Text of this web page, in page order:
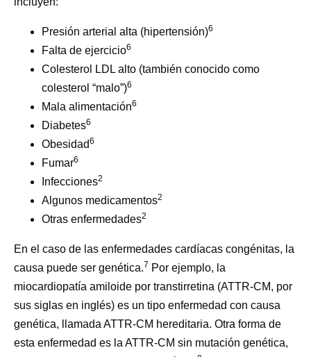
Presión arterial alta (hipertensión)6
Falta de ejercicio6
Colesterol LDL alto (también conocido como
colesterol “malo”)6
Mala alimentación6
Diabetes6
Obesidad6
Fumar6
Infecciones2
Algunos medicamentos2
Otras enfermedades2
En el caso de las enfermedades cardíacas congénitas, la
causa puede ser genética.7 Por ejemplo, la
miocardiopatía amiloide por transtirretina (ATTR-CM, por
sus siglas en inglés) es un tipo enfermedad con causa
genética, llamada ATTR-CM hereditaria. Otra forma de
esta enfermedad es la ATTR-CM sin mutación genética,